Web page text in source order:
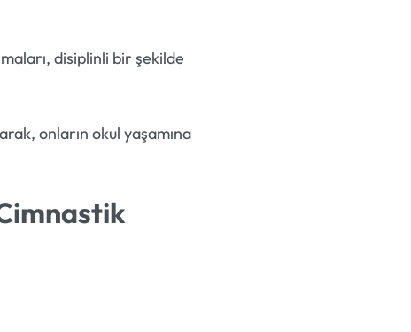
disiplinli bir şekilde
onların okul yaşamına